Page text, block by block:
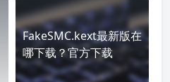
FakeSMC.kext最新版在
哪下载？官方下载